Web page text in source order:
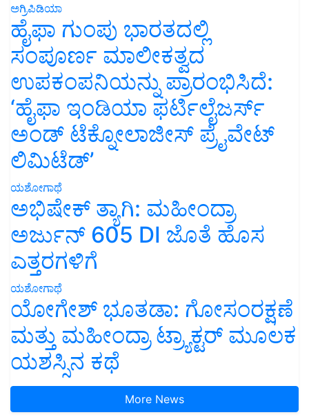
ಅಗ್ರಿಪಿಡಿಯಾ
ಹೈಫಾ ಗುಂಪು ಭಾರತದಲ್ಲಿ
ಸಂಪೂರ್ಣ ಮಾಲೀಕತ್ವದ
ಉಪಕಂಪನಿಯನ್ನು ಪ್ರಾರಂಭಿಸಿದೆ:
‘ಹೈಫಾ ಇಂಡಿಯಾ ಫರ್ಟಿಲೈಜರ್ಸ್
ಅಂಡ್ ಟೆಕ್ನೋಲಾಜೀಸ್ ಪ್ರೈವೇಟ್
ಲಿಮಿಟೆಡ್’
ಯಶೋಗಾಥೆ
ಅಭಿಷೇಕ್ ತ್ಯಾಗಿ: ಮಹೀಂದ್ರಾ
ಅರ್ಜುನ್ 605 DI ಜೊತೆ ಹೊಸ
ಎತ್ತರಗಳಿಗೆ
ಯಶೋಗಾಥೆ
ಯೋಗೇಶ್ ಭೂತಡಾ: ಗೋಸಂರಕ್ಷಣೆ
ಮತ್ತು ಮಹೀಂದ್ರಾ ಟ್ರ್ಯಾಕ್ಟರ್ ಮೂಲಕ
ಯಶಸ್ಸಿನ ಕಥೆ
More News